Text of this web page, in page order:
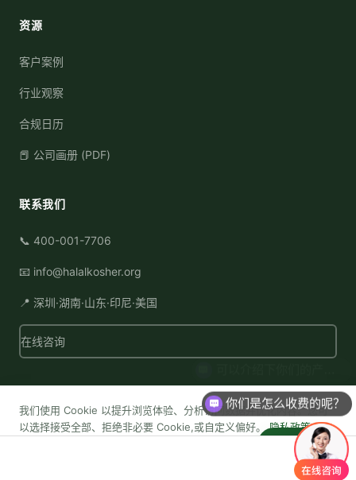
资源
客户案例
行业观察
合规日历
📕 公司画册 (PDF)
联系我们
📞 400-001-7706
📧 info@halalkosher.org
📍 深圳·湖南·山东·印尼·美国
在线咨询
© 2026 Sinoqual Industrial (Shenzhen) Co., LTD. 雅各之星 版权
所有
我们使用 Cookie 以提升浏览体验、分析访问数据并优化内容。您可
以选择接受全部、拒绝非必要 Cookie,或自定义偏好。 隐私政策
智能咨询
你们是怎么收费的呢？